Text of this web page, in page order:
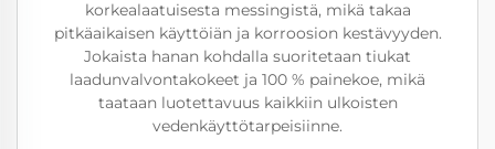
korkealaatuisesta messingistä, mikä takaa
pitkäaikaisen käyttöiän ja korroosion kestävyyden.
Jokaista hanan kohdalla suoritetaan tiukat
laadunvalvontakokeet ja 100 % painekoe, mikä
taataan luotettavuus kaikkiin ulkoisten
vedenkäyttötarpeisiinne.